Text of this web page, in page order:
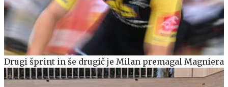
Drugi šprint in še drugič je Milan premagal Magniera